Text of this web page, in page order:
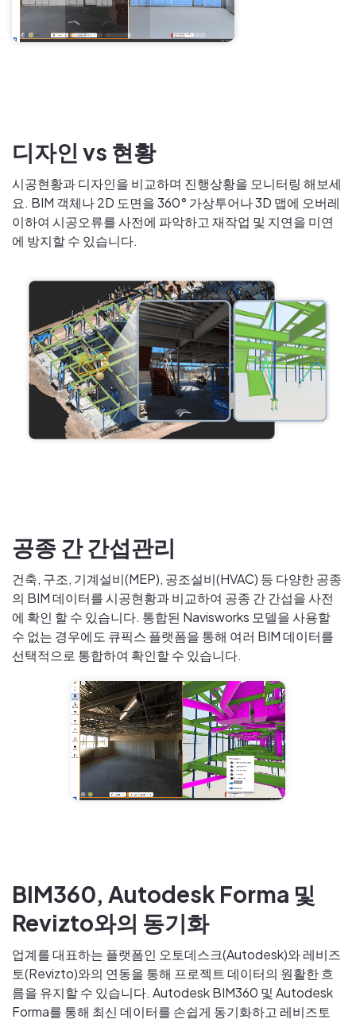
디자인 vs 현황
시공현황과 디자인을 비교하며 진행상황을 모니터링 해보세
요. BIM 객체나 2D 도면을 360° 가상투어나 3D 맵에 오버레
이하여 시공오류를 사전에 파악하고 재작업 및 지연을 미연
에 방지할 수 있습니다.
공종 간 간섭관리
건축, 구조, 기계설비(MEP), 공조설비(HVAC) 등 다양한 공종
의 BIM 데이터를 시공현황과 비교하여 공종 간 간섭을 사전
에 확인 할 수 있습니다. 통합된 Navisworks 모델을 사용할
수 없는 경우에도 큐픽스 플랫폼을 통해 여러 BIM 데이터를
선택적으로 통합하여 확인할 수 있습니다.
BIM360, Autodesk Forma 및
Revizto와의 동기화
업계를 대표하는 플랫폼인 오토데스크(Autodesk)와 레비즈
토(Revizto)와의 연동을 통해 프로젝트 데이터의 원활한 흐
름을 유지할 수 있습니다. Autodesk BIM360 및 Autodesk
Forma를 통해 최신 데이터를 손쉽게 동기화하고 레비즈토